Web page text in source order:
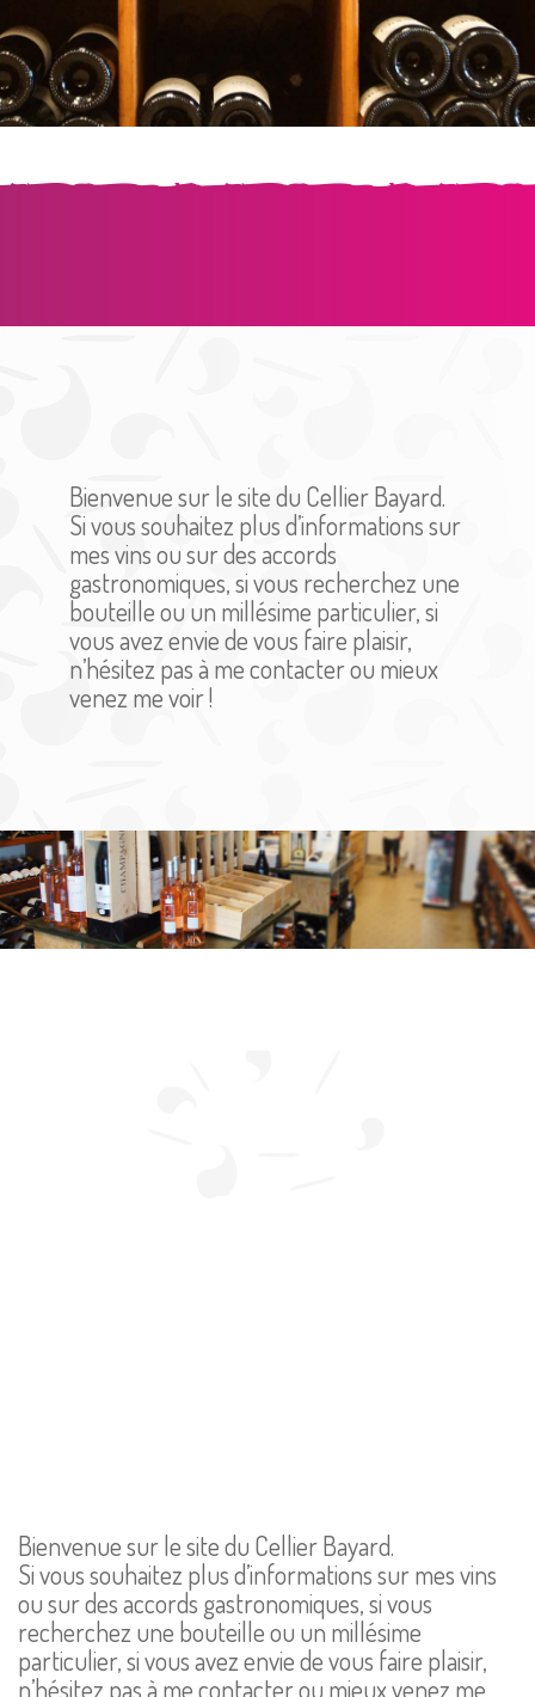
Bienvenue sur le site du Cellier Bayard.
Si vous souhaitez plus d’informations sur
mes vins ou sur des accords
gastronomiques, si vous recherchez une
bouteille ou un millésime particulier, si
vous avez envie de vous faire plaisir,
n’hésitez pas à me contacter ou mieux
venez me voir !
Bienvenue sur le site du Cellier Bayard.
Si vous souhaitez plus d’informations sur mes vins
ou sur des accords gastronomiques, si vous
recherchez une bouteille ou un millésime
particulier, si vous avez envie de vous faire plaisir,
n’hésitez pas à me contacter ou mieux venez me